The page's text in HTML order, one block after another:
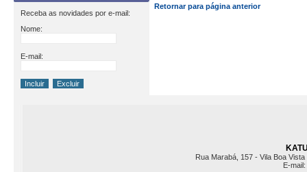
Receba as novidades por e-mail:
Nome:
E-mail:
Retornar para página anterior
Rua Marabá, 157 - Vila Boa
E-mail: